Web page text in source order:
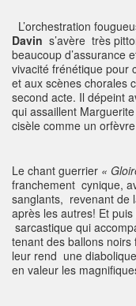
L’orchestration
Davin s’avère très
beaucoup d’assurance
vivacité frénétique pour
et aux scènes chorales
second acte. Il dépeint
qui assaillent
cisèle comme un
Le chant guerrier «
franchement cynique,
sanglants, revenant de
après les autres! Et
sarcastique qui
tenant des ballons
leur rend une
en valeur les